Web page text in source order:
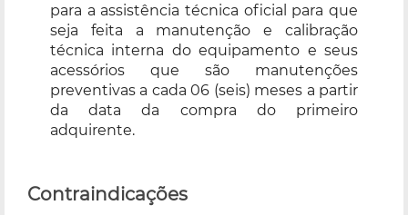
para a assistência técnica oficial para que
seja feita a manutenção e calibração
técnica interna do equipamento e seus
acessórios que são manutenções
preventivas a cada 06 (seis) meses a partir
da data da compra do primeiro
adquirente.
Contraindicações